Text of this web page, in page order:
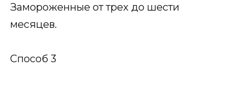
Замороженные от трех до шести
месяцев.
Способ 3